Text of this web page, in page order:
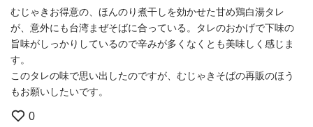
むじゃきお得意の、ほんのり煮干しを効かせた甘め鶏白湯タレ
が、意外にも台湾まぜそばに合っている。タレのおかげで下味の
旨味がしっかりしているので辛みが多くなくとも美味しく感じま
す。
このタレの味で思い出したのですが、むじゃきそばの再販のほう
もお願いしたいです。
0